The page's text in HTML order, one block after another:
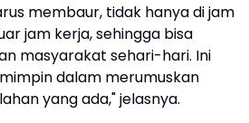
membaur, tidak hanya di jam
jam kerja, sehingga bisa
masyarakat sehari-hari. Ini
dalam merumuskan
yang ada," jelasnya.